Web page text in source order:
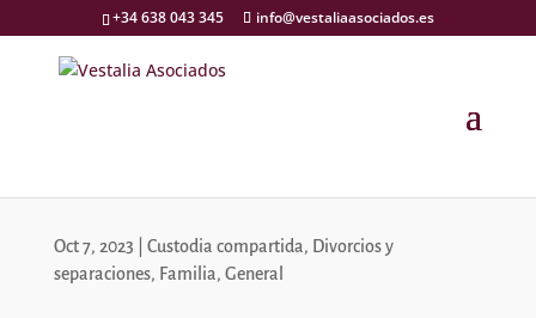
+34 638 043 345 info@vestaliaasociados.es
Oct 7, 2023 Custodia compartida, Divorcios y
separaciones, Familia, General